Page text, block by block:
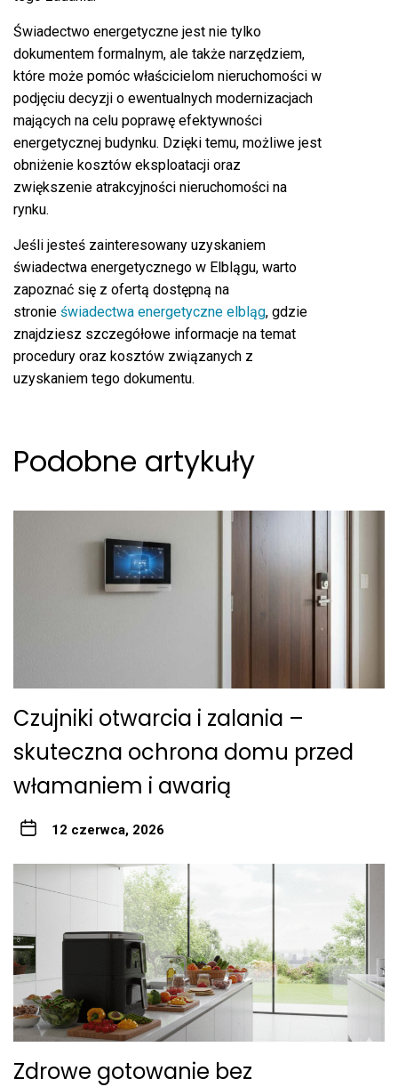
Świadectwo energetyczne jest nie tylko
dokumentem formalnym, ale także narzędziem,
które może pomóc właścicielom nieruchomości w
podjęciu decyzji o ewentualnych modernizacjach
mających na celu poprawę efektywności
energetycznej budynku. Dzięki temu, możliwe jest
obniżenie kosztów eksploatacji oraz
zwiększenie atrakcyjności nieruchomości na
rynku.
Jeśli jesteś zainteresowany uzyskaniem
świadectwa energetycznego w Elblągu, warto
zapoznać się z ofertą dostępną na
stronie świadectwa energetyczne elbląg, gdzie
znajdziesz szczegółowe informacje na temat
procedury oraz kosztów związanych z
uzyskaniem tego dokumentu.
Podobne artykuły
Czujniki otwarcia i zalania –
skuteczna ochrona domu przed
włamaniem i awarią
12 czerwca, 2026
Zdrowe gotowanie bez